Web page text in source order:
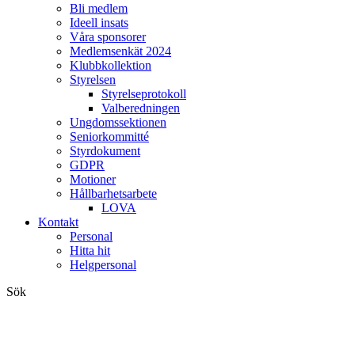
Bli medlem
Ideell insats
Våra sponsorer
Medlemsenkät 2024
Klubbkollektion
Styrelsen
Styrelseprotokoll
Valberedningen
Ungdomssektionen
Seniorkommitté
Styrdokument
GDPR
Motioner
Hållbarhetsarbete
LOVA
Kontakt
Personal
Hitta hit
Helgpersonal
Sök